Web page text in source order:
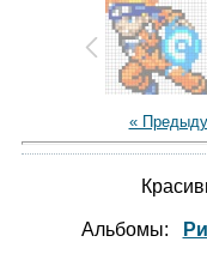
«
Альбомы: